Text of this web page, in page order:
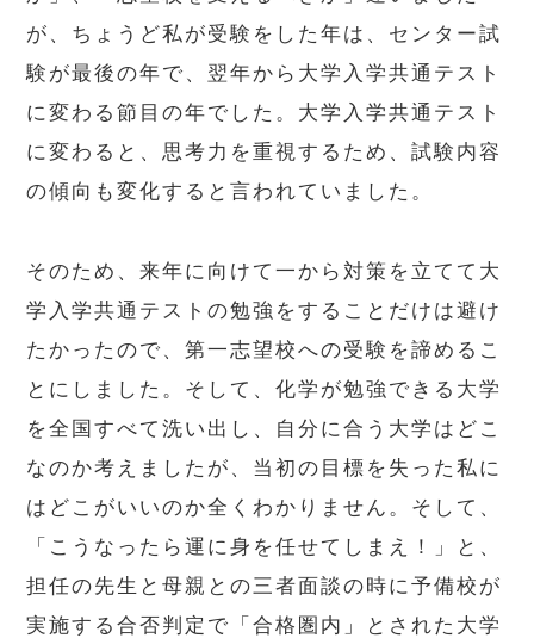
が、ちょうど私が受験をした年は、センター試
験が最後の年で、翌年から大学入学共通テスト
に変わる節目の年でした。大学入学共通テスト
に変わると、思考力を重視するため、試験内容
の傾向も変化すると言われていました。
そのため、来年に向けて一から対策を立てて大
学入学共通テストの勉強をすることだけは避け
たかったので、第一志望校への受験を諦めるこ
とにしました。そして、化学が勉強できる大学
を全国すべて洗い出し、自分に合う大学はどこ
なのか考えましたが、当初の目標を失った私に
はどこがいいのか全くわかりません。そして、
「こうなったら運に身を任せてしまえ！」と、
担任の先生と母親との三者面談の時に予備校が
実施する合否判定で「合格圏内」とされた大学